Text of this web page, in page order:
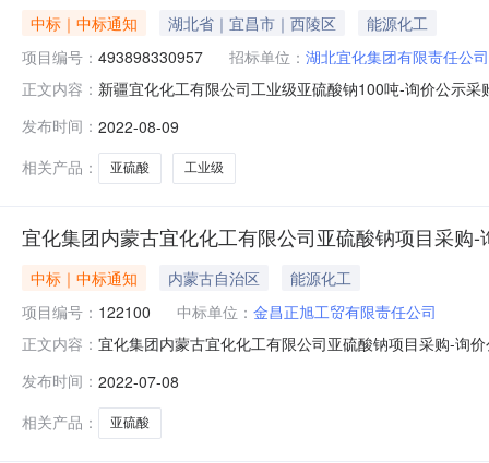
中标｜中标通知 湖北省｜宜昌市｜西陵区
能源化工
项目编号： 493898330957 招标单位： 湖北宜化集团有限责任公司
正文内容： 新疆宜化化工有限公司工业级亚硫酸钠100吨-询价公示
发布时间： 2022-08-09
相关产品：
亚硫酸 工业级
宜化集团内蒙古宜化化工有限公司亚硫酸钠项目采购-
中标｜中标通知 内蒙古自治区
能源化工
项目编号： 122100 中标单位： 金昌正旭工贸有限责任公司
正文内容： 宜化集团内蒙古宜化化工有限公司亚硫酸钠项目采购-询
发布时间： 2022-07-08
相关产品：
亚硫酸